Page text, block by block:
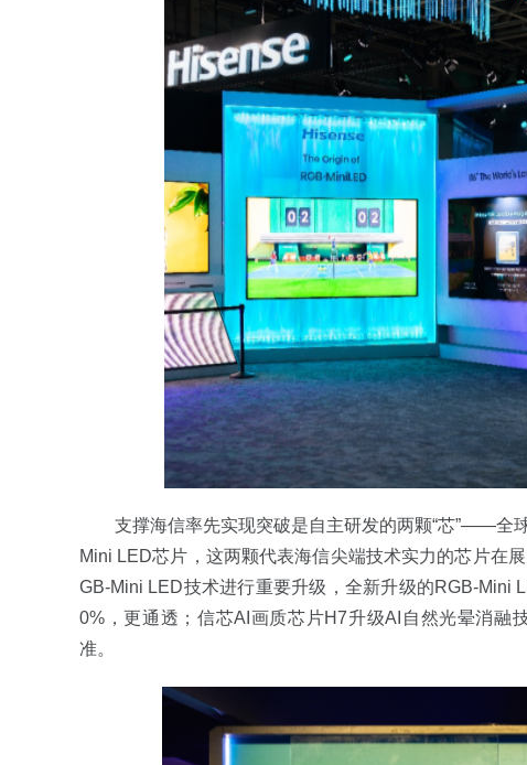
支撑海信率先实现突破是自主研发的两颗“芯”——全
Mini LED芯片，这两颗代表海信尖端技术实力的芯片在
GB-Mini LED技术进行重要升级，全新升级的RGB-Mini
0%，更通透；信芯AI画质芯片H7升级AI自然光晕消融
准。